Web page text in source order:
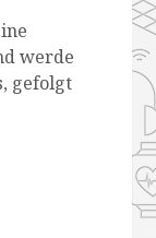
werde
gefolgt